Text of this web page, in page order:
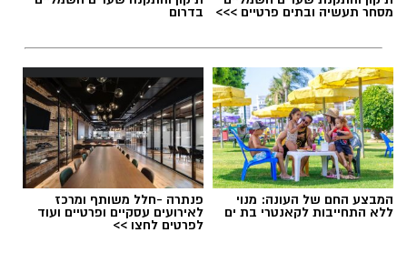
מסחר תעשיה ובתים פרטיים >>> בדרום
המבצע החם של העונה: מנוי
ללא התחייבות לקאנטרי בת ים
פנתרה -חלל משותף ומרכז
לאירועים עסקיים ופרטיים ועוד
לפרטים לחצו >>